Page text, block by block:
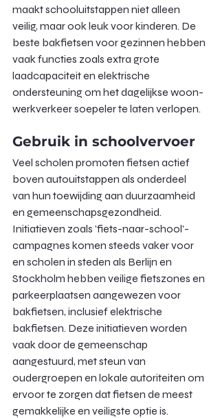
maakt schooluitstappen niet alleen
veilig, maar ook leuk voor kinderen. De
beste bakfietsen voor gezinnen hebben
vaak functies zoals extra grote
laadcapaciteit en elektrische
ondersteuning om het dagelijkse woon-
werkverkeer soepeler te laten verlopen.
Gebruik in schoolvervoer
Veel scholen promoten fietsen actief
boven autouitstappen als onderdeel
van hun toewijding aan duurzaamheid
en gemeenschapsgezondheid.
Initiatieven zoals 'fiets-naar-school'-
campagnes komen steeds vaker voor
en scholen in steden als Berlijn en
Stockholm hebben veilige fietszones en
parkeerplaatsen aangewezen voor
bakfietsen, inclusief elektrische
bakfietsen. Deze initiatieven worden
vaak door de gemeenschap
aangestuurd, met steun van
oudergroepen en lokale autoriteiten om
ervoor te zorgen dat fietsen de meest
gemakkelijke en veiligste optie is.